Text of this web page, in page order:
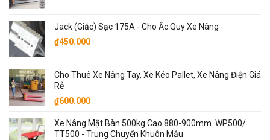
₫6.800.000.là:
Jack (Giắc) Sạc 175A - Cho Ắc Quy Xe Nâng
₫450.000
Cho Thuê Xe Nâng Tay, Xe Kéo Pallet, Xe Nâng Điện Giá
Rẻ
₫600.000
Xe Nâng Mặt Bàn 500kg Cao 880-900mm. WP500/
TT500 - Trung Chuyển Khuôn Mẫu